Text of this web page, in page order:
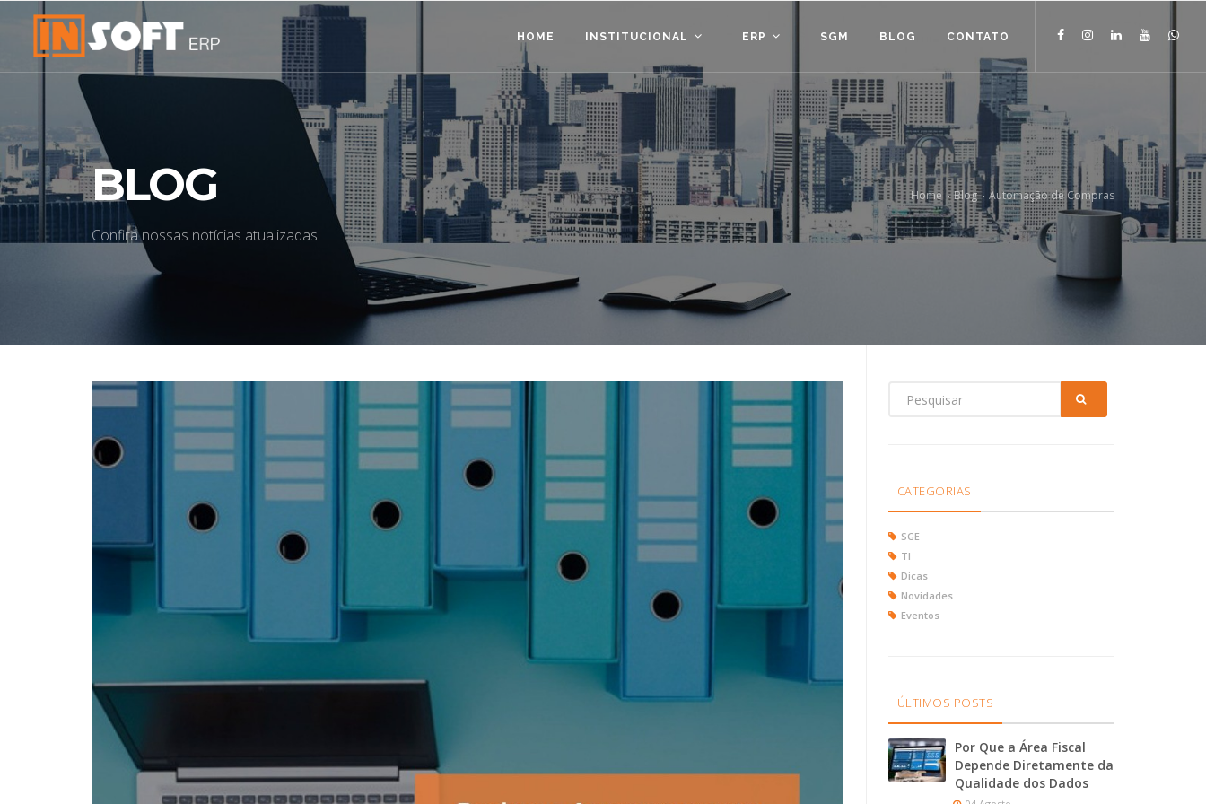
HOME INSTITUCIONAL ERP SGM BLOG CONTATO
BLOG
Confira nossas notícias atualizadas
Home Blog Automação de Compras
CATEGORIAS
SGE
TI
Dicas
Novidades
Eventos
ÚLTIMOS POSTS
Por Que a Área Fiscal
Depende Diretamente da
Qualidade dos Dados